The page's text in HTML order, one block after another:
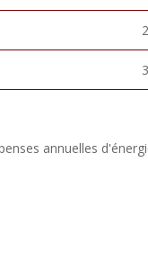
2
3
annuelles